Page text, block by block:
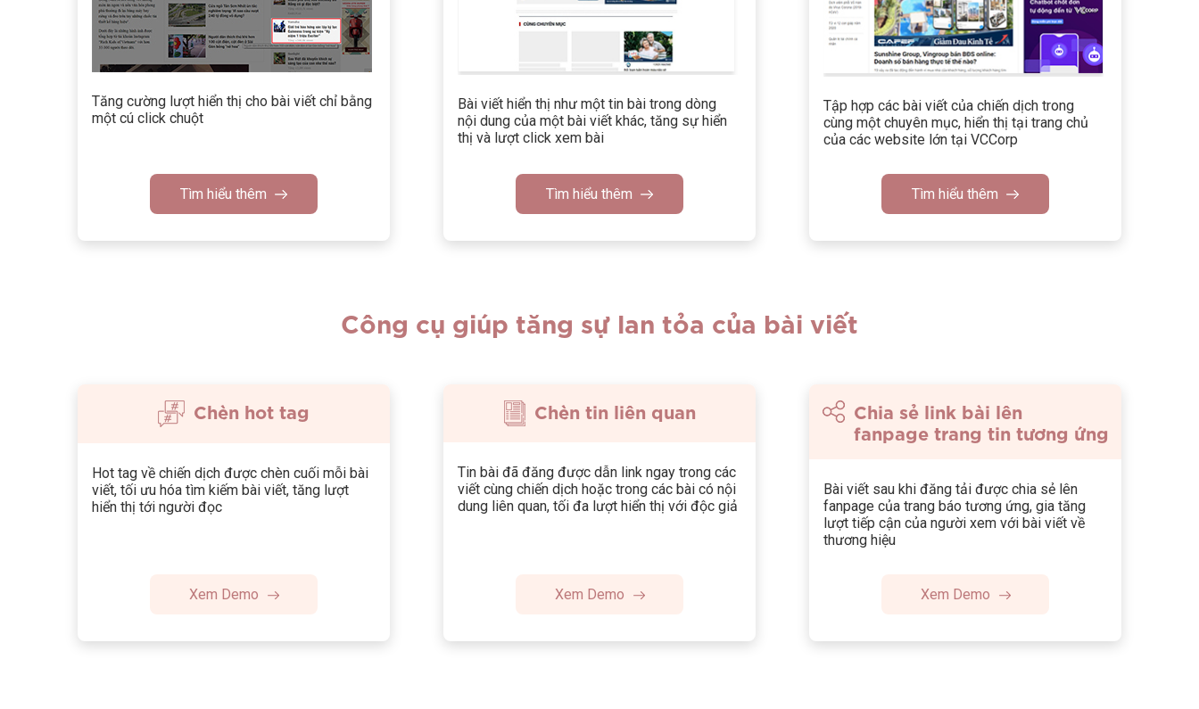
Tăng cường lượt hiển thị cho bài viết chỉ bằng
một cú click chuột
Tìm hiểu thêm
Bài viết hiển thị như một tin bài trong dòng
nội dung của một bài viết khác, tăng sự hiển
thị và lượt click xem bài
Tìm hiểu thêm
Tập hợp các bài viết của chiến dịch trong
cùng một chuyên mục, hiển thị tại trang chủ
của các website lớn tại VCCorp
Tìm hiểu thêm
Công cụ giúp tăng sự lan tỏa của bài viết
Chèn hot tag
Hot tag về chiến dịch được chèn cuối mỗi bài
viết, tối ưu hóa tìm kiếm bài viết, tăng lượt
hiển thị tới người đọc
Xem Demo
Chèn tin liên quan
Tin bài đã đăng được dẫn link ngay trong các
viết cùng chiến dịch hoặc trong các bài có nội
dung liên quan, tối đa lượt hiển thị với độc giả
Xem Demo
Chia sẻ link bài lên
fanpage trang tin tương ứng
Bài viết sau khi đăng tải được chia sẻ lên
fanpage của trang báo tương ứng, gia tăng
lượt tiếp cận của người xem với bài viết về
thương hiệu
Xem Demo